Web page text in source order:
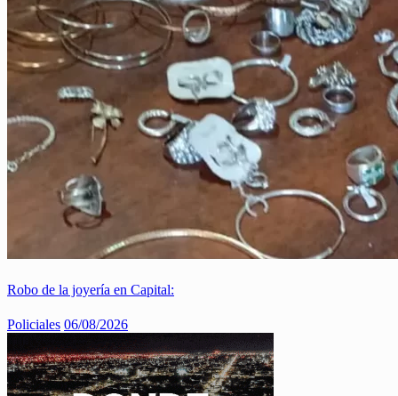
Robo de la joyería en Capital:
Policiales 06/08/2026